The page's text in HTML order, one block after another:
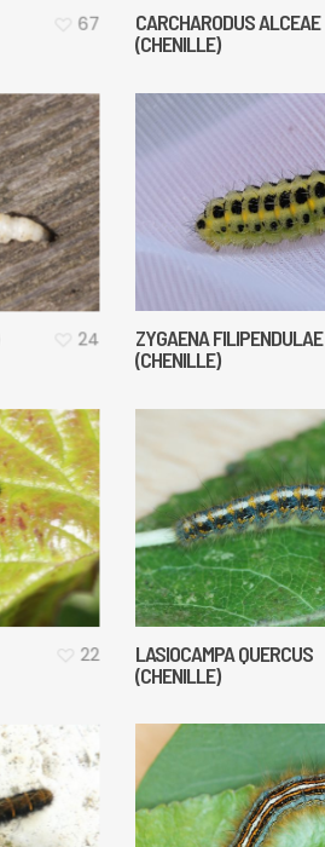
67
CARCHARODUS ALCEAE
(CHENILLE)
24
ZYGAENA FILIPENDULAE
(CHENILLE)
22
LASIOCAMPA QUERCUS
(CHENILLE)